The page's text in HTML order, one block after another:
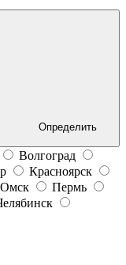
Определить
Волгоград
Красноярск
Омск
Пермь